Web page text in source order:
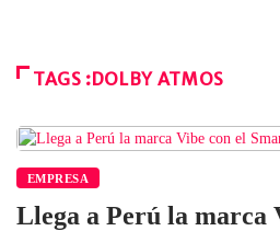
TAGS :DOLBY ATMOS
EMPRESA
Llega a Perú la marca